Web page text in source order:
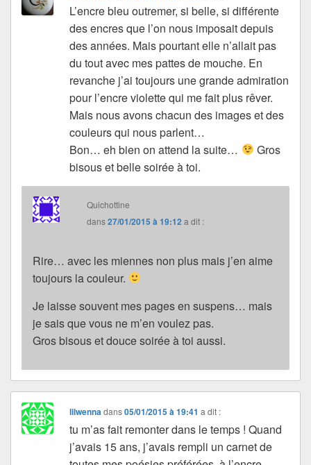
L’encre bleu outremer, si belle, si différente
des encres que l’on nous imposait depuis
des années. Mais pourtant elle n’allait pas
du tout avec mes pattes de mouche. En
revanche j’ai toujours une grande admiration
pour l’encre violette qui me fait plus rêver.
Mais nous avons chacun des images et des
couleurs qui nous parlent…
Bon… eh bien on attend la suite…
Gros
bisous et belle soirée à toi.
Quichottine
dans27/01/2015 à 19:12 a dit :
Rire… avec les miennes non plus mais j’en aime
toujours la couleur.
Je laisse souvent mes pages en suspens… mais
je sais que vous ne m’en voulez pas.
Gros bisous et douce soirée à toi aussi.
lilwenna dans05/01/2015 à 19:41 a dit :
tu m’as fait remonter dans le temps ! Quand
j’avais 15 ans, j’avais rempli un carnet de